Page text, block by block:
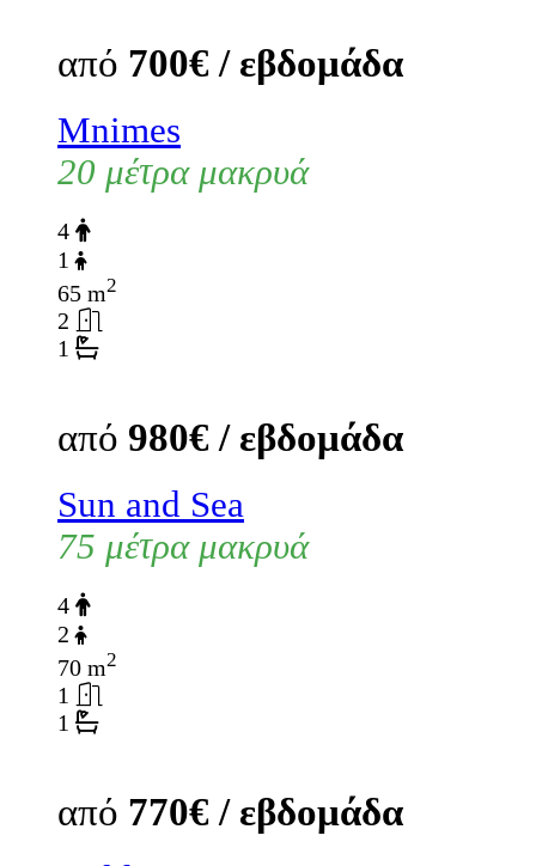
από 700€ / εβδομάδα
Mnimes
20 μέτρα μακρυά
4
1
65 m2
2
1
από 980€ / εβδομάδα
Sun and Sea
75 μέτρα μακρυά
4
2
70 m2
1
1
από 770€ / εβδομάδα